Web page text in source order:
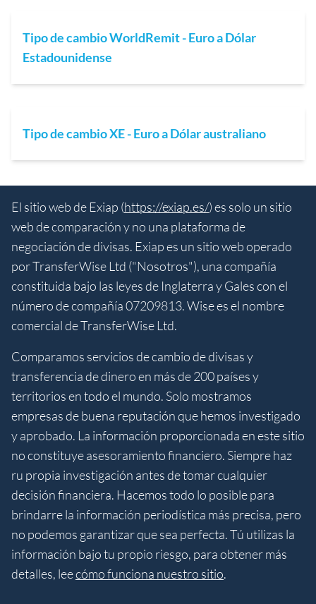
Tipo de cambio WorldRemit - Euro a Dólar
Estadounidense
Tipo de cambio XE - Euro a Dólar australiano
El sitio web de Exiap (https://exiap.es/) es solo un sitio
web de comparación y no una plataforma de
negociación de divisas. Exiap es un sitio web operado
por TransferWise Ltd ("Nosotros"), una compañía
constituida bajo las leyes de Inglaterra y Gales con el
número de compañía 07209813. Wise es el nombre
comercial de TransferWise Ltd.
Comparamos servicios de cambio de divisas y
transferencia de dinero en más de 200 países y
territorios en todo el mundo. Solo mostramos
empresas de buena reputación que hemos investigado
y aprobado. La información proporcionada en este sitio
no constituye asesoramiento financiero. Siempre haz
ru propia investigación antes de tomar cualquier
decisión financiera. Hacemos todo lo posible para
brindarre la información periodística más precisa, pero
no podemos garantizar que sea perfecta. Tú utilizas la
información bajo tu propio riesgo, para obtener más
detalles, leecómo funciona nuestro sitio.